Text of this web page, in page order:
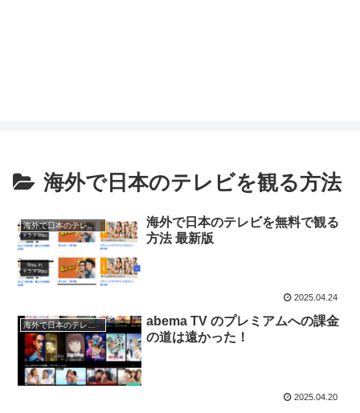
海外で日本のテレビを観る方法
海外で日本のテレビを観る方法
海外で日本のテレビを無料で観る
方法 最新版
2025.04.24
海外で日本のテレビを観る方法
abema TV のプレミアムへの課金
の道は遠かった！
2025.04.20